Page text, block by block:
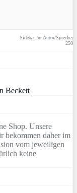
Sidebar für Autor/Sprecher
250
Beckett
Shop. Unsere
bekommen daher im
vom jeweiligen
keine